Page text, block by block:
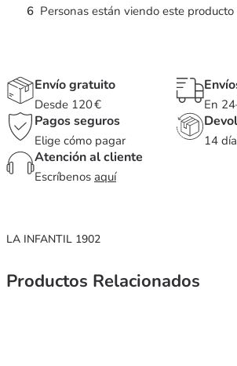
6 Personas están viendo este producto
Envío gratuito
Desde 120 € En
Pagos seguros
Elige cómo pagar 14
Atención al cliente
Escríbenos aquí
LA INFANTIL 1902
Productos Relacionados